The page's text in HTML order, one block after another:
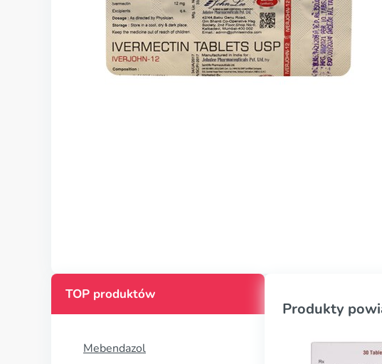
TOP produktów
Mebendazol
Produkty